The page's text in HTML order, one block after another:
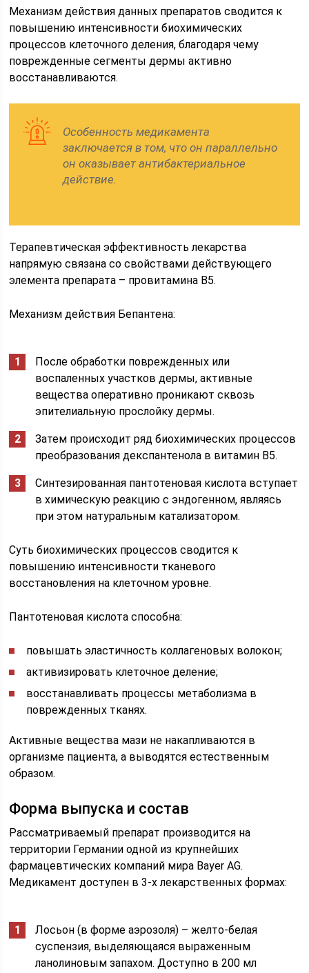
Механизм действия данных препаратов сводится к
повышению интенсивности биохимических
процессов клеточного деления, благодаря чему
поврежденные сегменты дермы активно
восстанавливаются.
Особенность медикамента
заключается в том, что он параллельно
он оказывает антибактериальное
действие.
Терапевтическая эффективность лекарства
напрямую связана со свойствами действующего
элемента препарата – провитамина В5.
Механизм действия Бепантена:
После обработки поврежденных или
воспаленных участков дермы, активные
вещества оперативно проникают сквозь
эпителиальную прослойку дермы.
Затем происходит ряд биохимических процессов
преобразования декспантенола в витамин В5.
Синтезированная пантотеновая кислота вступает
в химическую реакцию с эндогенном, являясь
при этом натуральным катализатором.
Суть биохимических процессов сводится к
повышению интенсивности тканевого
восстановления на клеточном уровне.
Пантотеновая кислота способна:
повышать эластичность коллагеновых волокон;
активизировать клеточное деление;
восстанавливать процессы метаболизма в
поврежденных тканях.
Активные вещества мази не накапливаются в
организме пациента, а выводятся естественным
образом.
Форма выпуска и состав
Рассматриваемый препарат производится на
территории Германии одной из крупнейших
фармацевтических компаний мира Bayer AG.
Медикамент доступен в 3-х лекарственных формах:
Лосьон (в форме аэрозоля) – желто-белая
суспензия, выделяющаяся выраженным
ланолиновым запахом. Доступно в 200 мл